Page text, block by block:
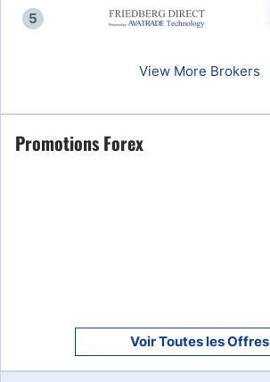
5
View More Brokers
Promotions Forex
Voir Toutes les Offres